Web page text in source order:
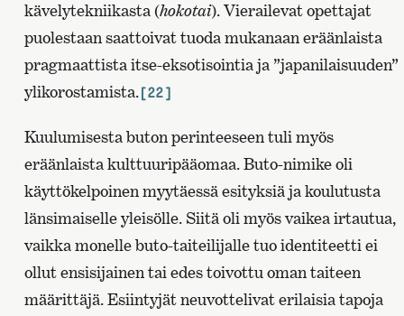
kävelytekniikasta (hokotai). Vierailevat opettajat
puolestaan saattoivat tuoda mukanaan eräänlaista
pragmaattista itse-eksotisointia ja ”japanilaisuuden”
ylikorostamista.[22]
Kuulumisesta buton perinteeseen tuli myös
eräänlaista kulttuuripääomaa. Buto-nimike oli
käyttökelpoinen myytäessä esityksiä ja koulutusta
länsimaiselle yleisölle. Siitä oli myös vaikea irtautua,
vaikka monelle buto-taiteilijalle tuo identiteetti ei
ollut ensisijainen tai edes toivottu oman taiteen
määrittäjä. Esiintyjät neuvottelivat erilaisia tapoja